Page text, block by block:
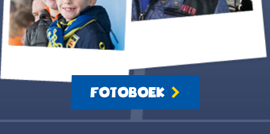
FOTOBOEK